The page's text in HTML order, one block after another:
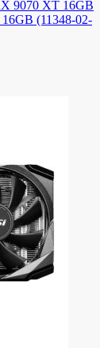
9070 XT 16GB
(11348-02-